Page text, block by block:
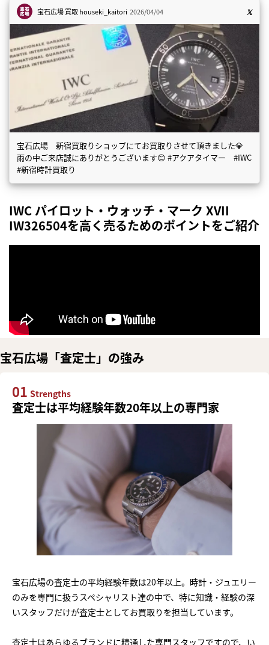
宝石広場 買取houseki_kaitori 2026/04/04
宝石広場 新宿買取りショップにてお買取りさせて頂きました💎
雨の中ご来店誠にありがとうございます😊 #アクアタイマー #IWC
#新宿時計買取り
IWC パイロット・ウォッチ・マーク XVII
IW326504を高く売るためのポイントをご紹介
宝石広場「査定士」の強み
01 Strengths
査定士は平均経験年数20年以上の専門家
宝石広場の査定士の平均経験年数は20年以上。時計・ジュエリー
のみを専門に扱うスペシャリスト達の中で、特に知識・経験の深
いスタッフだけが査定士としてお買取りを担当しています。
査定士はあらゆるブランドに精通した専門スタッフですので、い